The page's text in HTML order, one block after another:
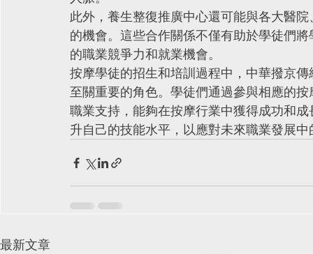
此外，養生整復推廣中心還可能與各大醫
的機會。這些合作關係不僅有助於學徒們
的職業競爭力和就業機會。
按摩學徒的招生和培訓過程中，中華撥京
至關重要的角色。學徒們通過參與相應的
職業支持，能夠在按摩行業中獲得成功和
升自己的技能水平，以應對未來職業發展
最新文章